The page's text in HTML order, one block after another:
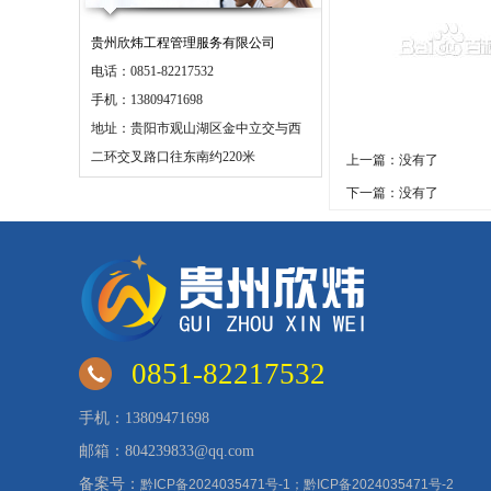
贵州欣炜工程管理服务有限公司
电话：0851-82217532
手机：13809471698
地址：贵阳市观山湖区金中立交与西
二环交叉路口往东南约220米
上一篇：没有了
下一篇：没有了
0851-82217532
手机：13809471698
邮箱：804239833@qq.com
备案号： 黔ICP备2024035471号-1；黔ICP备2024035471号-2